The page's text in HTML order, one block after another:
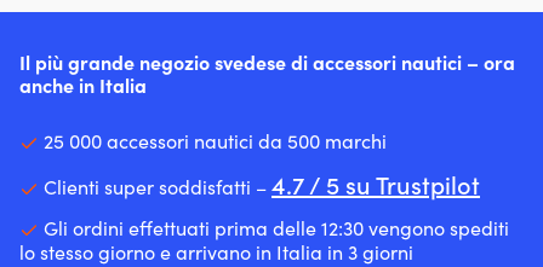
Il più grande negozio svedese di accessori nautici – ora
anche in Italia
25 000 accessori nautici da 500 marchi
Clienti super soddisfatti –4.7 / 5 su Trustpilot
Gli ordini effettuati prima delle 12:30 vengono spediti
lo stesso giorno e arrivano in Italia in 3 giorni